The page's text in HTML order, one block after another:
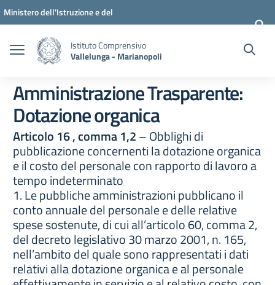
Vai ai contenuti
Vai al menu di navigazione
Vai al footer
Ministero dell'Istruzione e del
Istituto Comprensivo
Vallelunga - Marianopoli
Amministrazione Trasparente:
Dotazione organica
Articolo 16 , comma 1,2– Obblighi di
pubblicazione concernenti la dotazione organica
e il costo del personale con rapporto di lavoro a
tempo indeterminato
1. Le pubbliche amministrazioni pubblicano il
conto annuale del personale e delle relative
spese sostenute, di cui all’articolo 60, comma 2,
del decreto legislativo 30 marzo 2001, n. 165,
nell’ambito del quale sono rappresentati i dati
relativi alla dotazione organica e al personale